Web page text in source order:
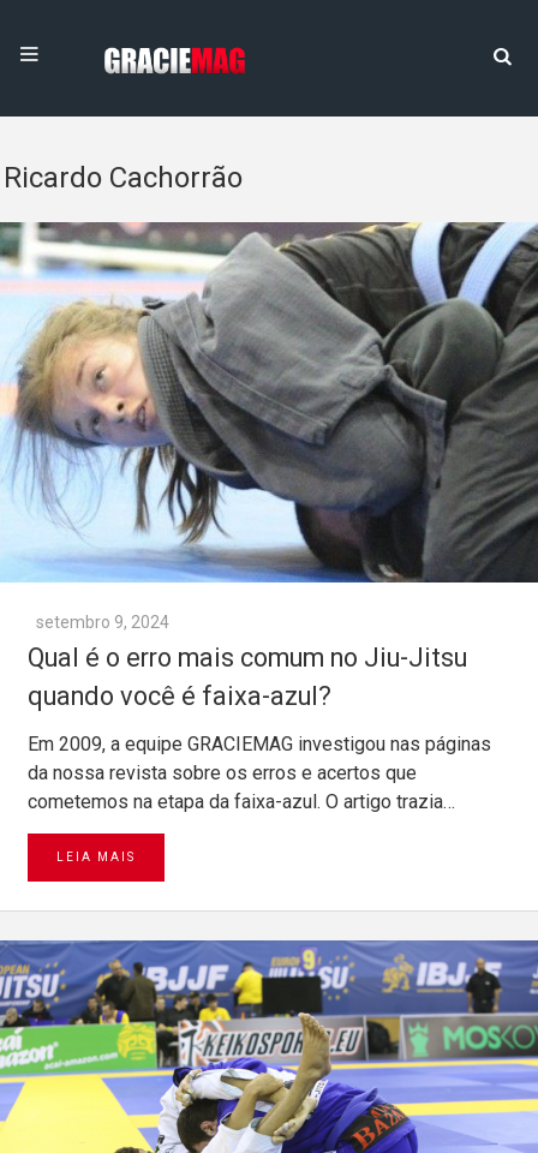
Ricardo Cachorrão
setembro 9, 2024
Qual é o erro mais comum no Jiu-Jitsu
quando você é faixa-azul?
Em 2009, a equipe GRACIEMAG investigou nas páginas
da nossa revista sobre os erros e acertos que
cometemos na etapa da faixa-azul. O artigo trazia…
LEIA MAIS